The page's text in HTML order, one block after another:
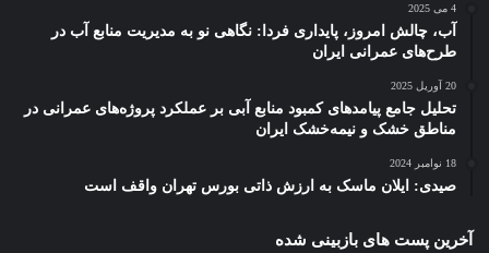
4 می 2025
آب، چالش امروز، پایداری فردا: نگاهی نو به مدیریت منابع آب در
طرح‌های عمرانی ایران
20 آوریل 2025
تحلیل جامع پیامدهای کمبود منابع آبی بر عملکرد پروژه‌های عمرانی در
مناطق خشک و نیمه‌خشک ایران
18 نوامبر 2024
صیدی: ایلان ماسک به ارزش ذاتی بورس تهران واقف است
آخرین پست های بازبینی شده